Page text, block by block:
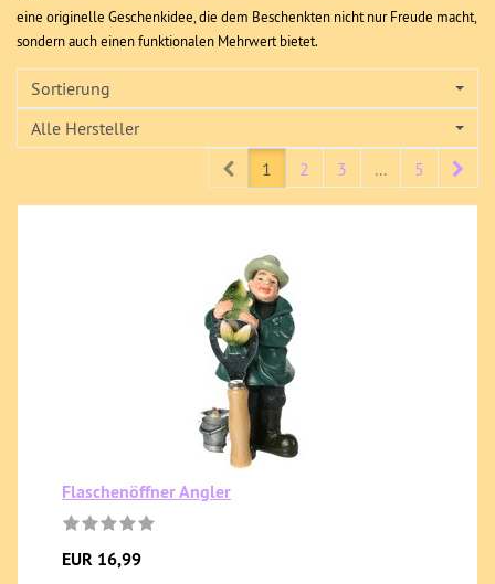
eine originelle Geschenkidee, die dem Beschenkten nicht nur Freude macht,
sondern auch einen funktionalen Mehrwert bietet.
Sortierung
Alle Hersteller
Prev1 2 3 ... 5
Flaschenöffner Angler
EUR 16,99